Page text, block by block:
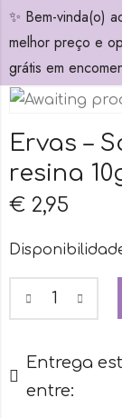
✨ Bem-vinda(o)
melhor preço e
grátis em
Ervas –
resina
€ 2,95
Entrega
entre: